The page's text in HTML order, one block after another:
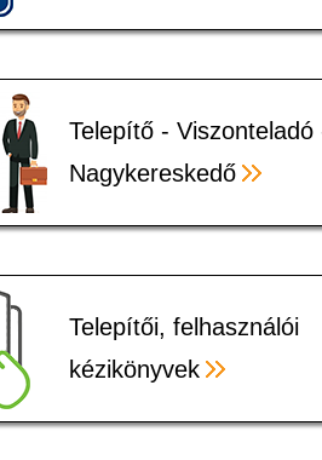
Telepítő - Viszonteladó
Nagykereskedő
Telepítői, felhasználói
kézikönyvek